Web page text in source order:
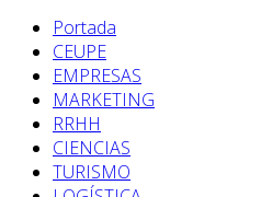
Portada
CEUPE
EMPRESAS
MARKETING
RRHH
CIENCIAS
TURISMO